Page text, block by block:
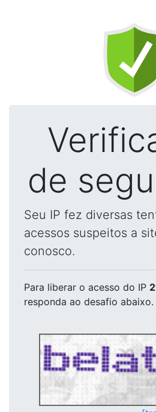
de
Seu IP fez diversas
acessos suspeitos a
conosco.
Para liberar o acesso do IP
responda ao desafio abaixo.